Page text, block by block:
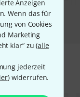
Anzeigen
Wenn das für
von Cookies
Marketing
klar“ zu (alle
jederzeit
) widerrufen.
Artikel